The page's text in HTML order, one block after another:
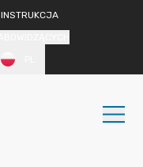
INSTRUKCJA